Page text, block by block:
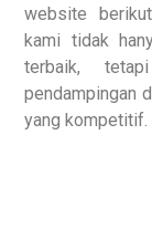
website
kami tidak
terbaik,
pendampingan
yang kompetitif.